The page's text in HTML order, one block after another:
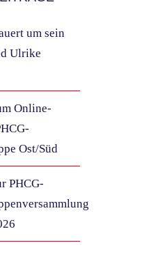
um sein
Ulrike
Online-
Ost/Süd
PHCG-